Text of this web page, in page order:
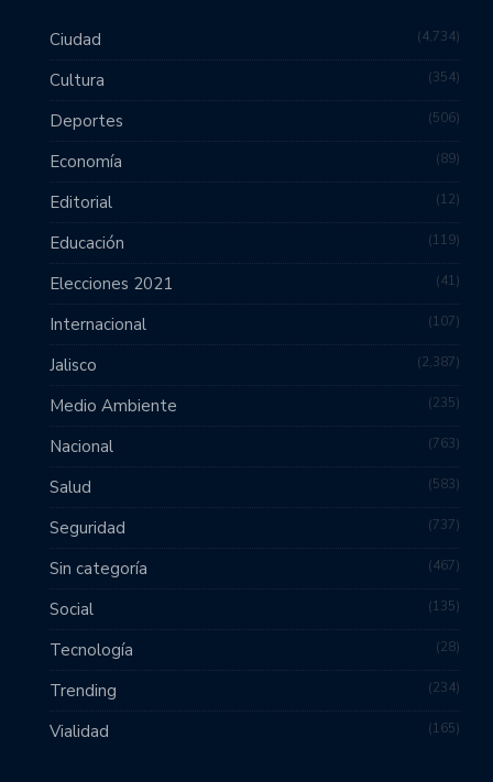
Ciudad 4,734
Cultura 354
Deportes 506
Economía 89
Editorial 12
Educación 119
Elecciones 2021 41
Internacional 107
Jalisco 2,387
Medio Ambiente 235
Nacional 763
Salud 583
Seguridad 737
Sin categoría 467
Social 135
Tecnología 28
Trending 234
Vialidad 165